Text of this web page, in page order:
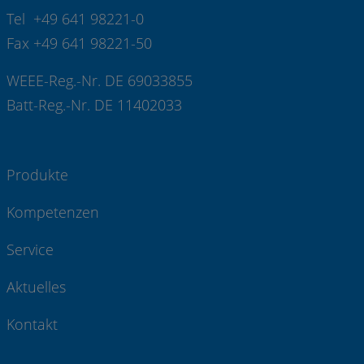
Tel +49 641 98221-0
Fax +49 641 98221-50
WEEE-Reg.-Nr. DE 69033855
Batt-Reg.-Nr. DE 11402033
Produkte
Kompetenzen
Service
Aktuelles
Kontakt